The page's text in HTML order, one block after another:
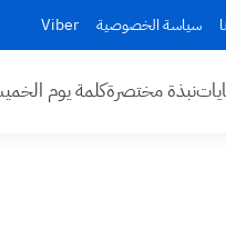
سياسة الخصوصية Viber
نبذة مختصرةكلمة يوم